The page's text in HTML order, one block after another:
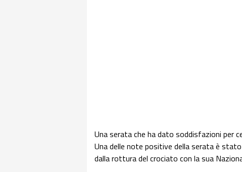
Una serata che ha dato soddisfazioni per
Una delle note positive della serata è
dalla rottura del crociato con la sua